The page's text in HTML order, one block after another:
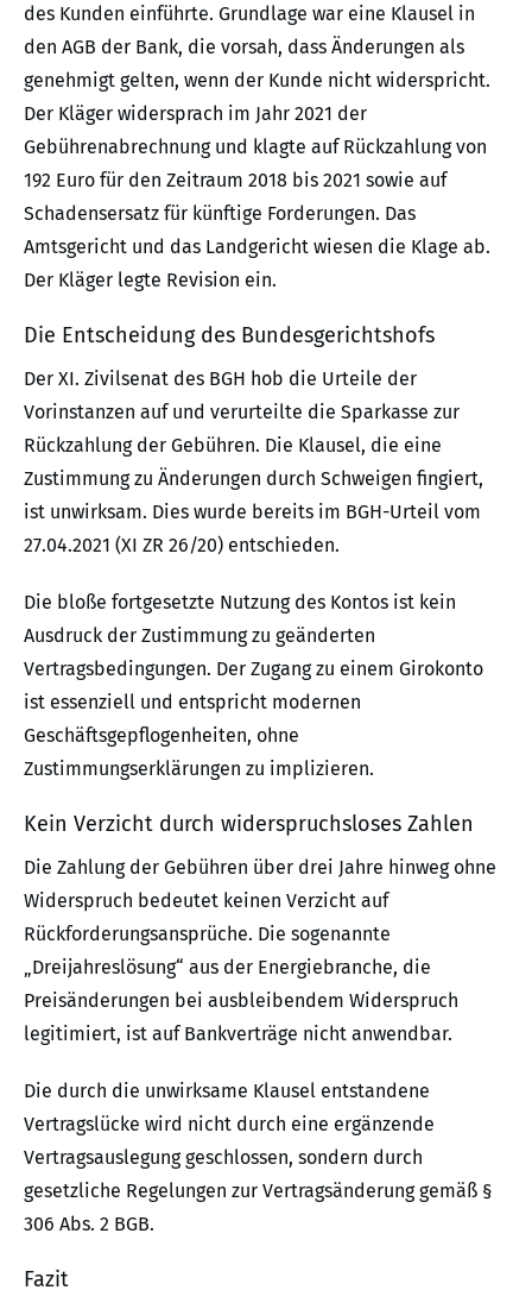
des Kunden einführte. Grundlage war eine Klausel in
den AGB der Bank, die vorsah, dass Änderungen als
genehmigt gelten, wenn der Kunde nicht widerspricht.
Der Kläger widersprach im Jahr 2021 der
Gebührenabrechnung und klagte auf Rückzahlung von
192 Euro für den Zeitraum 2018 bis 2021 sowie auf
Schadensersatz für künftige Forderungen. Das
Amtsgericht und das Landgericht wiesen die Klage ab.
Der Kläger legte Revision ein.
Die Entscheidung des Bundesgerichtshofs
Der XI. Zivilsenat des BGH hob die Urteile der
Vorinstanzen auf und verurteilte die Sparkasse zur
Rückzahlung der Gebühren. Die Klausel, die eine
Zustimmung zu Änderungen durch Schweigen fingiert,
ist unwirksam. Dies wurde bereits im BGH-Urteil vom
27.04.2021 (XI ZR 26/20) entschieden.
Die bloße fortgesetzte Nutzung des Kontos ist kein
Ausdruck der Zustimmung zu geänderten
Vertragsbedingungen. Der Zugang zu einem Girokonto
ist essenziell und entspricht modernen
Geschäftsgepflogenheiten, ohne
Zustimmungserklärungen zu implizieren.
Kein Verzicht durch widerspruchsloses Zahlen
Die Zahlung der Gebühren über drei Jahre hinweg ohne
Widerspruch bedeutet keinen Verzicht auf
Rückforderungsansprüche. Die sogenannte
„Dreijahreslösung“ aus der Energiebranche, die
Preisänderungen bei ausbleibendem Widerspruch
legitimiert, ist auf Bankverträge nicht anwendbar.
Die durch die unwirksame Klausel entstandene
Vertragslücke wird nicht durch eine ergänzende
Vertragsauslegung geschlossen, sondern durch
gesetzliche Regelungen zur Vertragsänderung gemäß §
306 Abs. 2 BGB.
Fazit